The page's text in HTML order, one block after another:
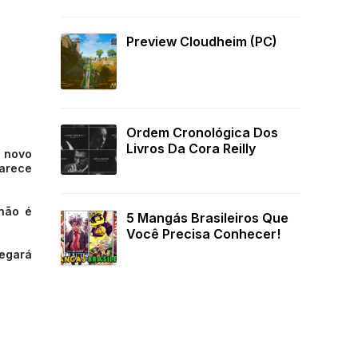
novo
é
Preview Cloudheim (PC)
Ordem Cronológica Dos
Livros Da Cora Reilly
5 Mangás Brasileiros Que
Você Precisa Conhecer!